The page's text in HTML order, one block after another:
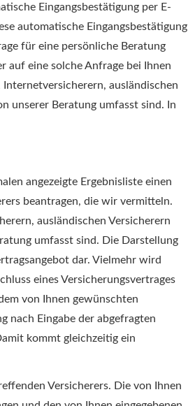
Eingangsbestätigung per E-
automatische Eingangsbestätigung
für eine persönliche Beratung
auf eine solche Anfrage bei Ihnen
ausländischen
unserer Beratung umfasst sind. In
angezeigte Ergebnisliste einen
beantragen, die wir vermitteln.
ausländischen Versicherern
umfasst sind. Die Darstellung
dar. Vielmehr wird
eines Versicherungsvertrages
von Ihnen gewünschten
nach Eingabe der abgefragten
kommt gleichzeitig ein
Versicherers. Die von Ihnen